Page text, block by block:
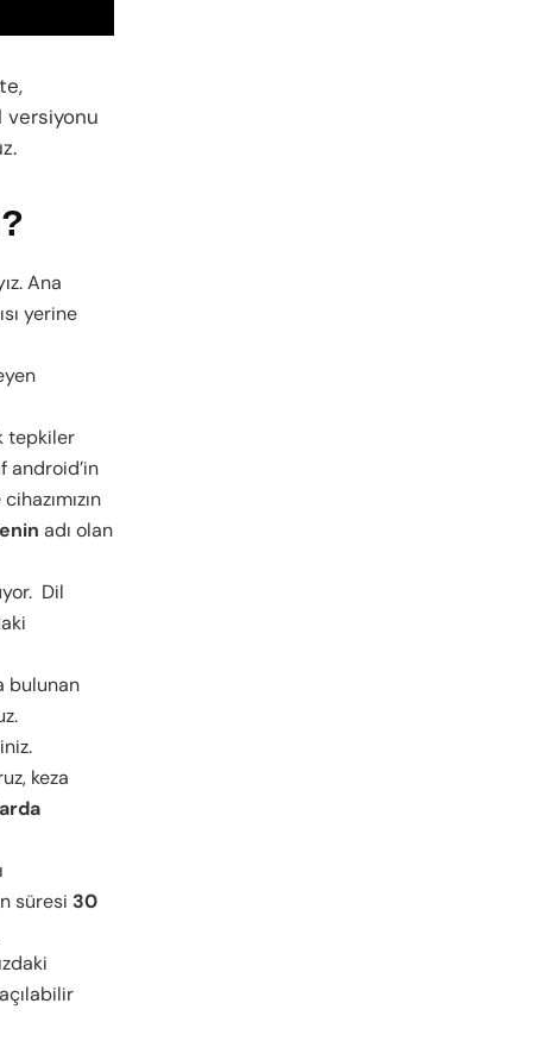
versiyonu
Ana
yerine
tepkiler
android’in
adı olan
Dil
bulunan
keza
süresi 30